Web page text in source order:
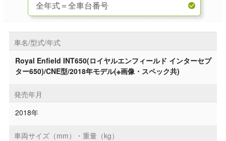
車名/型式/年式
Royal Enfield INT650(ロイヤルエンフィールド インターセプ
ター650)/CNE型/2018年モデル(※画像・スペック共)
発売年月
2018年
車両サイズ（mm）・重量（kg）